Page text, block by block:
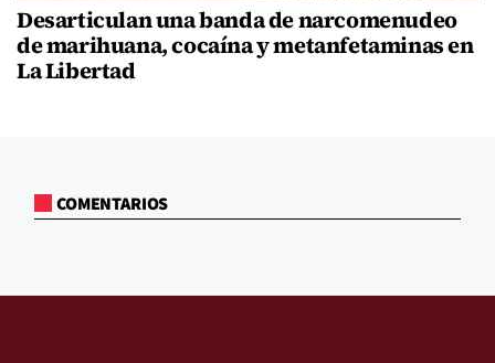
Desarticulan una banda de narcomenudeo
de marihuana, cocaína y metanfetaminas en
La Libertad
COMENTARIOS